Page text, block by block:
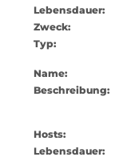
Lebensdauer:
Zweck:
Typ:
Name:
Beschreibung:
Hosts:
Lebensdauer: